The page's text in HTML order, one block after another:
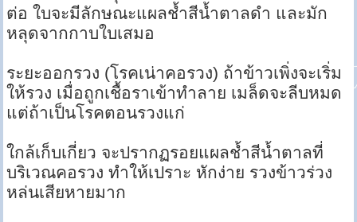
ต่อ ใบจะมีลักษณะแผลช้ำสีน้ำตาลดำ และมัก
หลุดจากกาบใบเสมอ
ระยะออกรวง (โรคเน่าคอรวง) ถ้าข้าวเพิ่งจะเริ่ม
ให้รวง เมื่อถูกเชื้อราเข้าทำลาย เมล็ดจะลีบหมด
แต่ถ้าเป็นโรคตอนรวงแก่
ใกล้เก็บเกี่ยว จะปรากฏรอยแผลช้ำสีน้ำตาลที่
บริเวณคอรวง ทำให้เปราะ หักง่าย รวงข้าวร่วง
หล่นเสียหายมาก